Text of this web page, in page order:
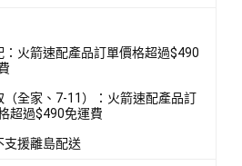
：火箭速配產品訂單價格超過$490
（全家、7-11）：火箭速配產品訂
超過$490免運費
支援離島配送